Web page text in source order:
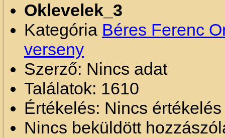
Oklevelek_3
Kategória Béres Ferenc
verseny
Szerző: Nincs adat
Találatok: 1610
Értékelés: Nincs
Nincs beküldött